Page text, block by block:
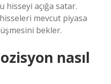
açığa satar.
hisseleri mevcut piyasa
bekler.
nasıl